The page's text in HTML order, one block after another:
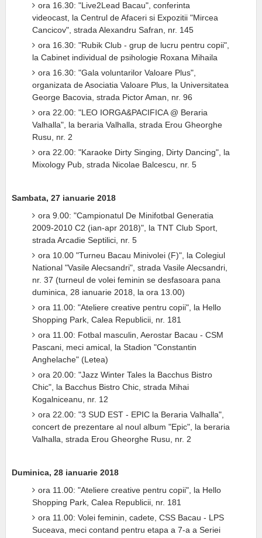
ora 16.30: "Live2Lead Bacau", conferinta
videocast, la Centrul de Afaceri si Expozitii "Mircea
Cancicov", strada Alexandru Safran, nr. 145
ora 16.30: "Rubik Club - grup de lucru pentru copii",
la Cabinet individual de psihologie Roxana Mihaila
ora 16.30: "Gala voluntarilor Valoare Plus",
organizata de Asociatia Valoare Plus, la Universitatea
George Bacovia, strada Pictor Aman, nr. 96
ora 22.00: "LEO IORGA&PACIFICA @ Beraria
Valhalla", la beraria Valhalla, strada Erou Gheorghe
Rusu, nr. 2
ora 22.00: "Karaoke Dirty Singing, Dirty Dancing", la
Mixology Pub, strada Nicolae Balcescu, nr. 5
Sambata, 27 ianuarie 2018
ora 9.00: "Campionatul De Minifotbal Generatia
2009-2010 C2 (ian-apr 2018)", la TNT Club Sport,
strada Arcadie Septilici, nr. 5
ora 10.00 "Turneu Bacau Minivolei (F)", la Colegiul
National "Vasile Alecsandri", strada Vasile Alecsandri,
nr. 37 (turneul de volei feminin se desfasoara pana
duminica, 28 ianuarie 2018, la ora 13.00)
ora 11.00: "Ateliere creative pentru copii", la Hello
Shopping Park, Calea Republicii, nr. 181
ora 11.00: Fotbal masculin, Aerostar Bacau - CSM
Pascani, meci amical, la Stadion "Constantin
Anghelache" (Letea)
ora 20.00: "Jazz Winter Tales la Bacchus Bistro
Chic", la Bacchus Bistro Chic, strada Mihai
Kogalniceanu, nr. 12
ora 22.00: "3 SUD EST - EPIC la Beraria Valhalla",
concert de prezentare al noul album "Epic", la beraria
Valhalla, strada Erou Gheorghe Rusu, nr. 2
Duminica, 28 ianuarie 2018
ora 11.00: "Ateliere creative pentru copii", la Hello
Shopping Park, Calea Republicii, nr. 181
ora 11.00: Volei feminin, cadete, CSS Bacau - LPS
Suceava, meci contand pentru etapa a 7-a a Seriei